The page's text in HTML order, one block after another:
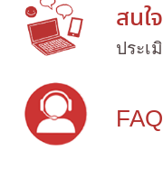
สนใจ
ประเ
FAQ